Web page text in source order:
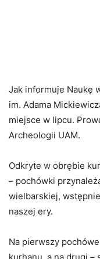
Jak informuje Naukę
im. Adama
miejsce w lipcu.
Archeologii UAM.
Odkryte w obrębie
– pochówki
wielbarskiej,
naszej ery.
Na pierwszy